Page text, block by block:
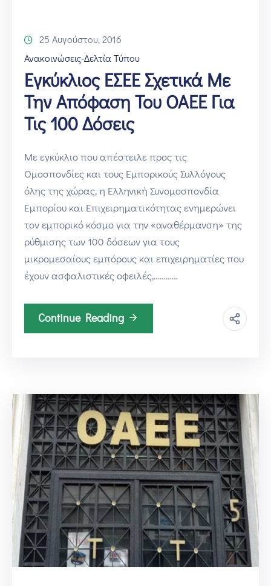
25 Αυγούστου, 2016
Ανακοινώσεις-Δελτία Τύπου
Εγκύκλιος ΕΣΕΕ Σχετικά Με
Την Απόφαση Του ΟΑΕΕ Για
Τις 100 Δόσεις
Με εγκύκλιο που απέστειλε προς τις
Ομοσπονδίες και τους Εμπορικούς Συλλόγους
όλης της χώρας, η Ελληνική Συνομοσπονδία
Εμπορίου και Επιχειρηματικότητας ενημερώνει
τον εμπορικό κόσμο για την «αναθέρμανση» της
ρύθμισης των 100 δόσεων για τους
μικρομεσαίους εμπόρους και επιχειρηματίες που
έχουν ασφαλιστικές οφειλές,…………
Continue Reading